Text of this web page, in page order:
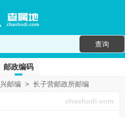
查询
邮政编码
邮编 > 长子营邮政所邮编
chashudi.com